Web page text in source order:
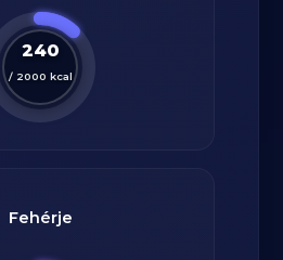
240
/ 2000 kcal
Fehérje